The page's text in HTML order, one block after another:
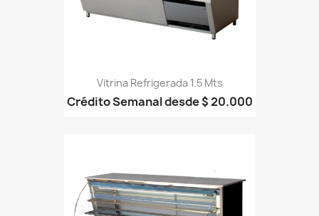
Vitrina Refrigerada 1.5 Mts
Crédito Semanal desde $ 20.000